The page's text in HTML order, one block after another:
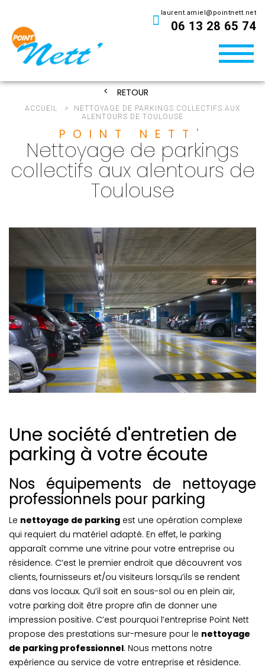
laurent.amiel@pointnett.net
06 13 28 65 74
Toggle
RETOUR
ACCUEIL
NETTOYAGE DE PARKINGS COLLECTIFS AUX
ALENTOURS DE TOULOUSE
POINT NETT'
Nettoyage de parkings
collectifs aux alentours de
Toulouse
Une société d'entretien de
parking à votre écoute
Nos équipements de nettoyage
professionnels pour parking
Le nettoyage de parking est une opération complexe
qui requiert du matériel adapté. En effet, le parking
apparaît comme une vitrine pour votre entreprise ou
résidence. C’est le premier endroit que découvrent vos
clients, fournisseurs et/ou visiteurs lorsqu’ils se rendent
dans vos locaux. Qu’il soit en sous-sol ou en plein air,
votre parking doit être propre afin de donner une
impression positive. C’est pourquoi l’entreprise Point Nett
propose des prestations sur-mesure pour le nettoyage
de parking professionnel. Nous mettons notre
expérience au service de votre entreprise et résidence.